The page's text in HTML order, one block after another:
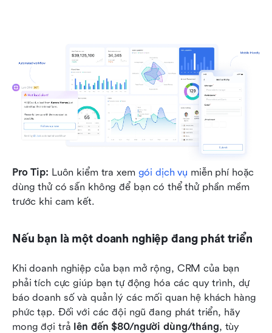
Pro Tip: Luôn kiểm tra xem gói dịch vụ miễn phí hoặc
dùng thử có sẵn không để bạn có thể thử phần mềm
trước khi cam kết.
Nếu bạn là một doanh nghiệp đang phát triển
Khi doanh nghiệp của bạn mở rộng, CRM của bạn
phải tích cực giúp bạn tự động hóa các quy trình, dự
báo doanh số và quản lý các mối quan hệ khách hàng
phức tạp. Đối với các đội ngũ đang phát triển, hãy
mong đợi trả lên đến $80/người dùng/tháng, tùy